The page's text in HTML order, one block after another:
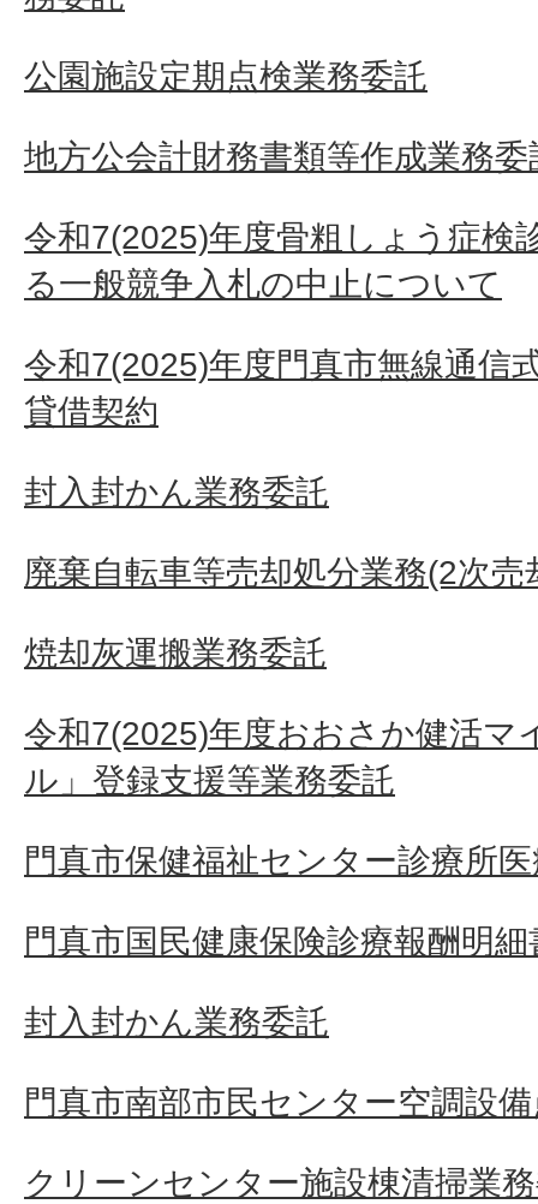
公園施設定期点検業務委託
地方公会計財務書類等作成業務委
令和7(2025)年度骨粗しょう症検
る一般競争入札の中止について
令和7(2025)年度門真市無線通信
貸借契約
封入封かん業務委託
廃棄自転車等売却処分業務(2次売
焼却灰運搬業務委託
令和7(2025)年度おおさか健活マ
ル」登録支援等業務委託
門真市保健福祉センター診療所
門真市国民健康保険診療報酬明
封入封かん業務委託
門真市南部市民センター空調設
クリーンセンター施設棟清掃業